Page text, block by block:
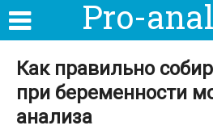
Pro-
Как правильно
при беременности
анализа